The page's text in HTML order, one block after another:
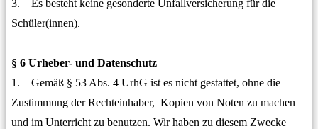
3. Es besteht keine gesonderte Unfallversicherung für die
Schüler(innen).
§ 6 Urheber- und Datenschutz
1. Gemäß § 53 Abs. 4 UrhG ist es nicht gestattet, ohne die
Zustimmung der Rechteinhaber, Kopien von Noten zu machen
und im Unterricht zu benutzen. Wir haben zu diesem Zwecke